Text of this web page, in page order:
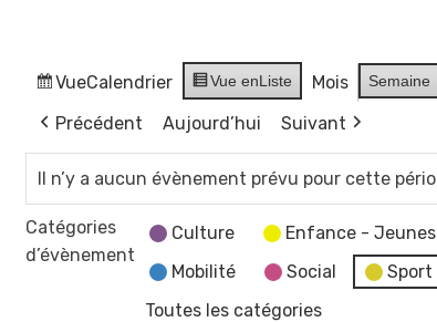
VueCalendrier Vue enListe Mois Semaine
Précédent
Aujourd’hui Suivant
Il n’y a aucun évènement prévu pour cette
Catégories
d’évènement
Culture Enfance -
Mobilité
Social Sport
Toutes les catégories